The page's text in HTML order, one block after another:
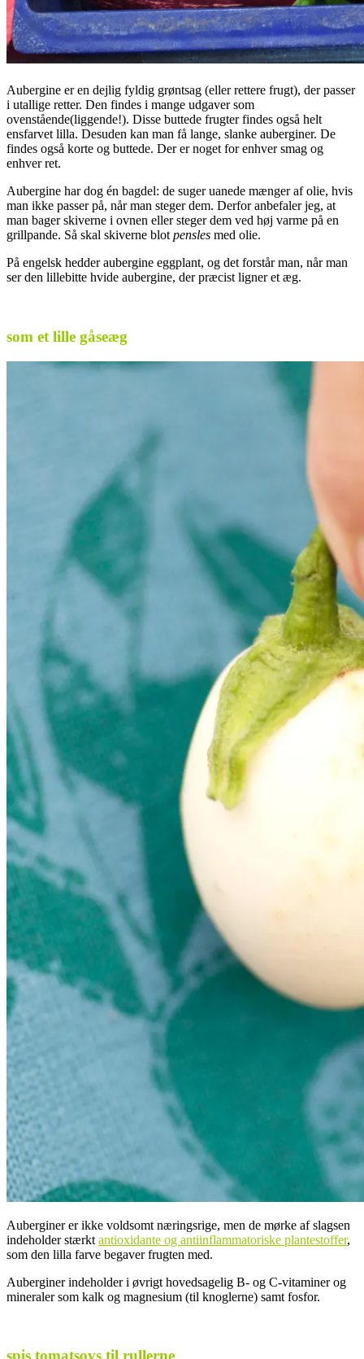
Aubergine er en dejlig fyldig grøntsag (eller rettere frugt), der passer
i utallige retter. Den findes i mange udgaver som
ovenstående(liggende!). Disse buttede frugter findes også helt
ensfarvet lilla. Desuden kan man få lange, slanke auberginer. De
findes også korte og buttede. Der er noget for enhver smag og
enhver ret.
Aubergine har dog én bagdel: de suger uanede mænger af olie, hvis
man ikke passer på, når man steger dem. Derfor anbefaler jeg, at
man bager skiverne i ovnen eller steger dem ved høj varme på en
grillpande. Så skal skiverne blot pensles med olie.
På engelsk hedder aubergine eggplant, og det forstår man, når man
ser den lillebitte hvide aubergine, der præcist ligner et æg.
som et lille gåseæg
Auberginer er ikke voldsomt næringsrige, men de mørke af slagsen
indeholder stærkt antioxidante og antiinflammatoriske plantestoffer,
som den lilla farve begaver frugten med.
Auberginer indeholder i øvrigt hovedsagelig B- og C-vitaminer og
mineraler som kalk og magnesium (til knoglerne) samt fosfor.